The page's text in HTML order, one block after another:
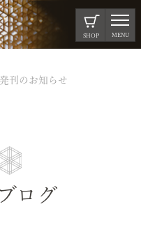
SHOP MENU
刊のお知らせ
ログ